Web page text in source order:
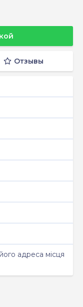
Отзывы
адреса місця